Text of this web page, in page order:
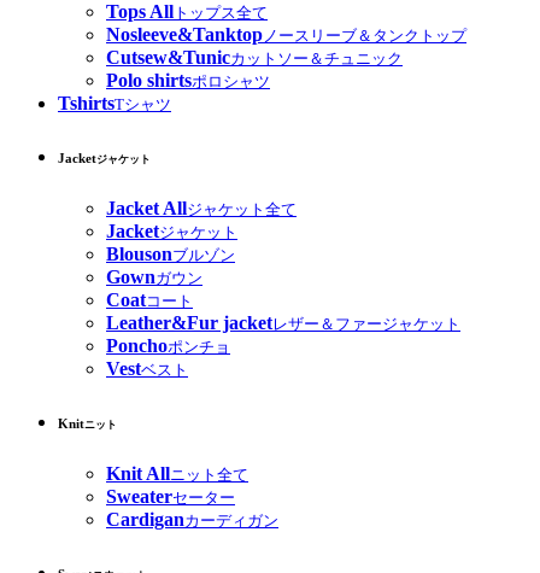
Tops All トップス全て
Nosleeve&Tanktopノースリーブ＆タンクトップ
Cutsew&Tunicカットソー＆チュニック
Polo shirtsポロシャツ
TshirtsTシャツ
Jacketジャケット
Jacket Allジャケット全て
Jacketジャケット
Blousonブルゾン
Gownガウン
Coatコート
Leather&Fur jacketレザー＆ファージャケット
Ponchoポンチョ
Vestベスト
Knitニット
Knit Allニット全て
Sweaterセーター
Cardiganカーディガン